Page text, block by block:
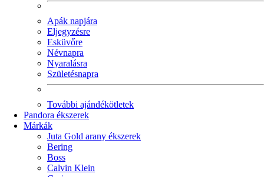
Apák napjára
Eljegyzésre
Esküvőre
Névnapra
Nyaralásra
Születésnapra
További ajándékötletek
Pandora ékszerek
Márkák
Juta Gold arany ékszerek
Bering
Boss
Calvin Klein